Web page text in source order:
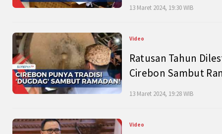
13 Maret 2024, 19:30 WIB
Video
Ratusan Tahun
Cirebon Sambut
13 Maret 2024, 19:28 WIB
Video